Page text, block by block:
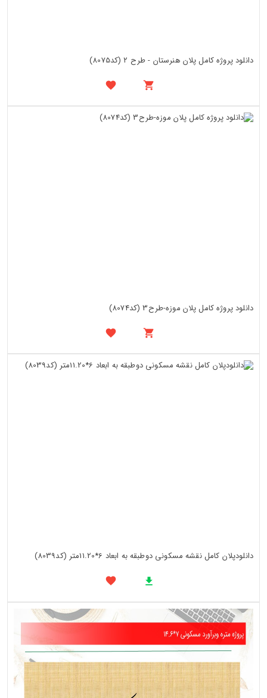
دانلود پروژه کامل پلان هنرستان - طرح ۲ (کد8075)
دانلود پروژه کامل پلان موزه-طرح3 (کد8074)
دانلودپلان کامل نقشه مسکونی دوطبقه به ابعاد 6*11.20متر (کد8039)